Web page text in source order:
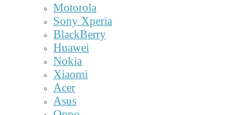
Motorola
Sony Xperia
BlackBerry
Huawei
Nokia
Xiaomi
Acer
Asus